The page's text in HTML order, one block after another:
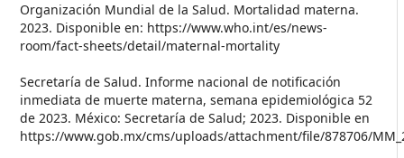
Organización Mundial de la Salud. Mortalidad materna.
2023. Disponible en: https://www.who.int/es/news-
room/fact-sheets/detail/maternal-mortality
Secretaría de Salud. Informe nacional de notificación
inmediata de muerte materna, semana epidemiológica 52
de 2023. México: Secretaría de Salud; 2023. Disponible en
https://www.gob.mx/cms/uploads/attachment/file/878706/